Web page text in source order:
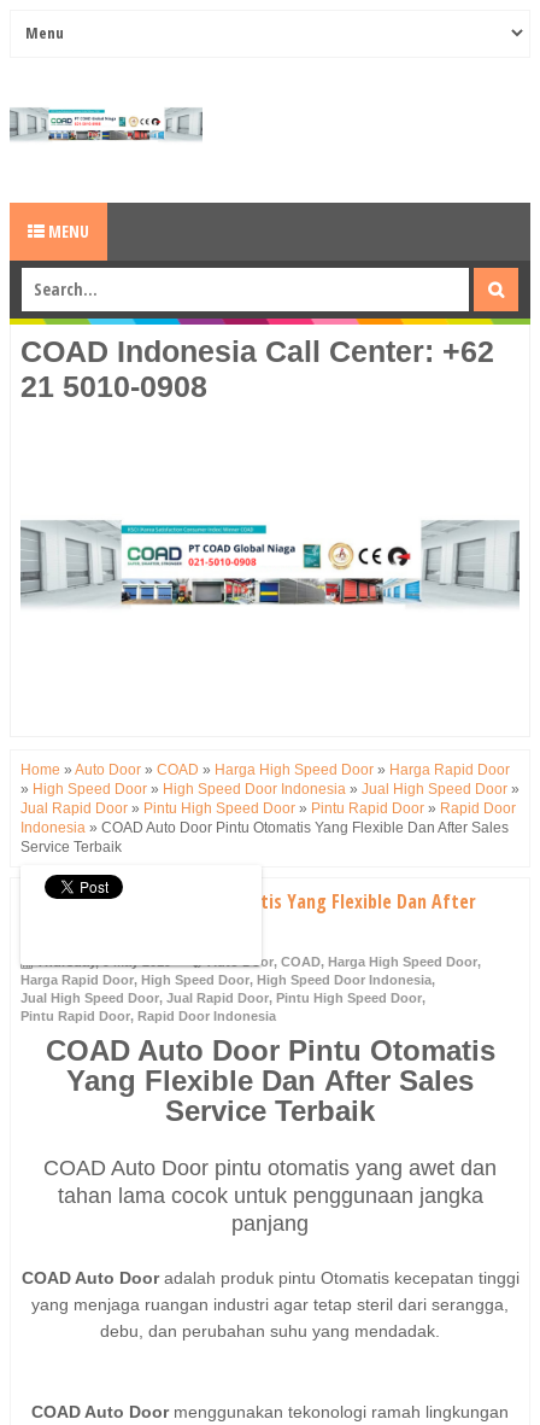
MENU
COAD Indonesia Call Center: +62
21 5010-0908
Home » Auto Door » COAD » Harga High Speed Door » Harga Rapid Door
» High Speed Door » High Speed Door Indonesia » Jual High Speed Door »
Jual Rapid Door » Pintu High Speed Door » Pintu Rapid Door » Rapid Door
Indonesia » COAD Auto Door Pintu Otomatis Yang Flexible Dan After Sales
Service Terbaik
COAD Auto Door Pintu Otomatis Yang Flexible Dan After
Auto Door, COAD, Harga High Speed Door,
Harga Rapid Door, High Speed Door, High Speed Door Indonesia,
Jual High Speed Door, Jual Rapid Door, Pintu High Speed Door,
Pintu Rapid Door, Rapid Door Indonesia
COAD Auto Door Pintu Otomatis
Yang Flexible Dan After Sales
Service Terbaik
COAD Auto Door pintu otomatis yang awet dan
tahan lama cocok untuk penggunaan jangka
panjang
COAD Auto Dooradalah produk pintu Otomatis kecepatan tinggi
yang menjaga ruangan industri agar tetap steril dari serangga,
debu, dan perubahan suhu yang mendadak.
COAD Auto Doormenggunakan tekonologi ramah lingkungan